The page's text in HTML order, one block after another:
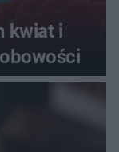
kwiat i